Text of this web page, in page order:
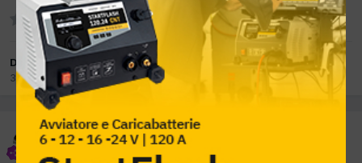
Da Audi SP
30 Marzo 2012inCHEVROLET - CADILLAC - HUMMER - SAAB
Audi SP
30 Marzo 2012